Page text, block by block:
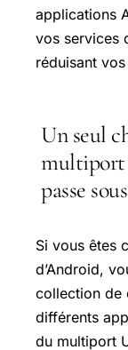
applications
vos services
réduisant
Un seul
multiport
passe
Si vous êtes
d’Android,
collection de
différents
du multiport